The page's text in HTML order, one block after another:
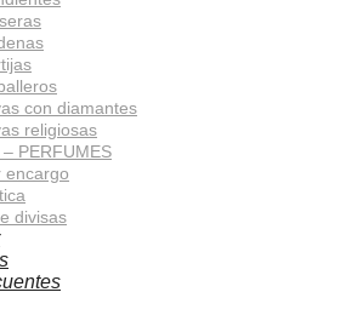
con diamantes
religiosas
PERFUMES
encargo
divisas